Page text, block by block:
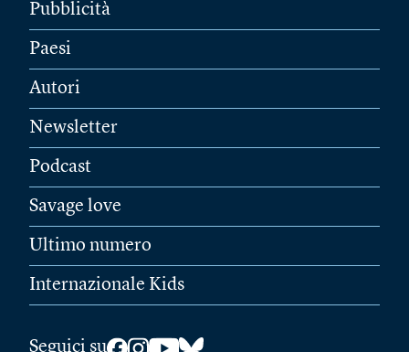
Pubblicità
Paesi
Autori
Newsletter
Podcast
Savage love
Ultimo numero
Internazionale Kids
Seguici su